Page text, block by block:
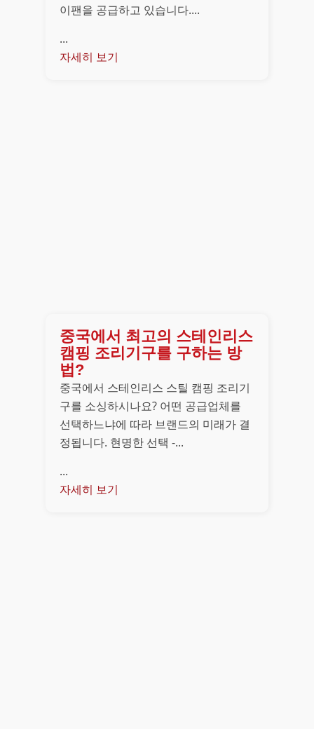
이팬을 공급하고 있습니다....
...
자세히 보기
중국에서 최고의 스테인리스
캠핑 조리기구를 구하는 방
법?
중국에서 스테인리스 스틸 캠핑 조리기
구를 소싱하시나요? 어떤 공급업체를
선택하느냐에 따라 브랜드의 미래가 결
정됩니다. 현명한 선택 -...
...
자세히 보기